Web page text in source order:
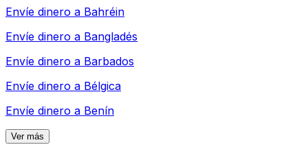
Envíe dinero a Bahréin
Envíe dinero a Bangladés
Envíe dinero a Barbados
Envíe dinero a Bélgica
Envíe dinero a Benín
Ver más